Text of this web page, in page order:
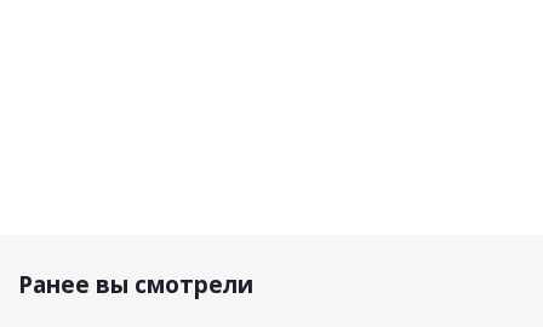
Ранее вы смотрели